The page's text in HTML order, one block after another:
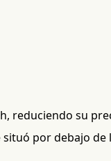
reduciendo su
por debajo